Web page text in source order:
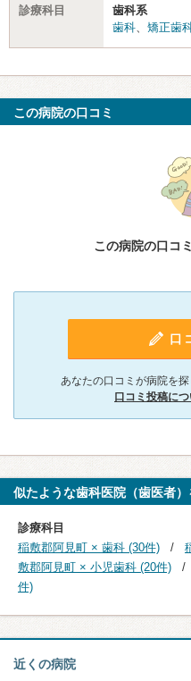
診療科目
歯科系
歯科
矯正歯
この病院の口コミ
この病院の口コ
口
あなたの口コミが病院を
口コミ投稿に
似たような歯科医院（歯医者
診療科目
稲敷郡阿見町 × 歯科 (30件)
敷郡阿見町 × 小児歯科 (20件)
件)
近くの病院